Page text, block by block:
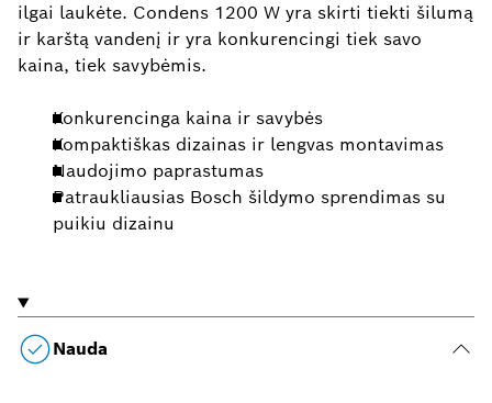
ilgai laukėte. Condens 1200 W yra skirti tiekti šilumą
ir karštą vandenį ir yra konkurencingi tiek savo
kaina, tiek savybėmis.
Konkurencinga kaina ir savybės
Kompaktiškas dizainas ir lengvas montavimas
Naudojimo paprastumas
Patraukliausias Bosch šildymo sprendimas su
puikiu dizainu
Nauda